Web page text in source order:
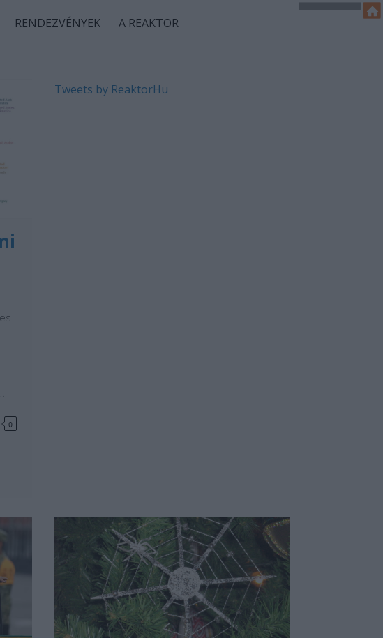
RENDEZVÉNYEK A REAKTOR
0
Tweets by ReaktorHu